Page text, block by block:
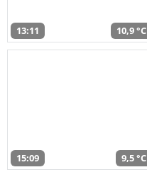
13:11 10,9 °C
15:09 9,5 °C